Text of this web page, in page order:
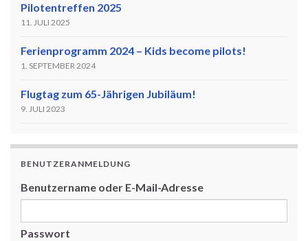
Pilotentreffen 2025
11. JULI 2025
Ferienprogramm 2024 – Kids become pilots!
1. SEPTEMBER 2024
Flugtag zum 65-Jährigen Jubiläum!
9. JULI 2023
BENUTZERANMELDUNG
Benutzername oder E-Mail-Adresse
Passwort